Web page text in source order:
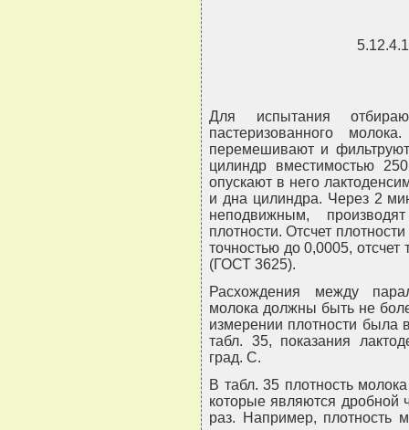
Для испытания
пастеризованного
перемешивают и
цилиндр вместимостью
опускают в него
и дна цилиндра. Через 2
неподвижным,
плотности. Отсчет
точностью до 0,0005,
(ГОСТ 3625).
Расхождения между
молока должны быть не
измерении плотности была
табл. 35, показания
град. C.
В табл. 35 плотность
которые являются дробной
раз. Например, плотность